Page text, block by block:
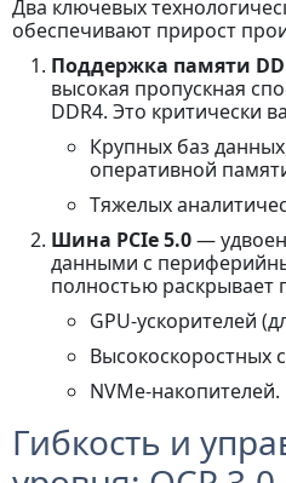
Два ключевых
обеспечивают прирост
Поддержка памяти
высокая пропускная
DDR4. Это критически
Крупных баз
оперативной
Тяжелых
Шина PCIe 5.0—
данными с
полностью раскрывает
GPU-ускорителей
Высокоскоростных
NVMe-накопителей.
Гибкость и